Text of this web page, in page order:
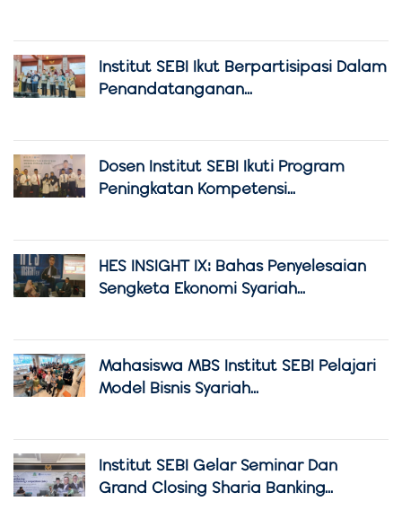
Institut SEBI Ikut Berpartisipasi Dalam
Penandatanganan...
Dosen Institut SEBI Ikuti Program
Peningkatan Kompetensi...
HES INSIGHT IX: Bahas Penyelesaian
Sengketa Ekonomi Syariah...
Mahasiswa MBS Institut SEBI Pelajari
Model Bisnis Syariah...
Institut SEBI Gelar Seminar Dan
Grand Closing Sharia Banking...